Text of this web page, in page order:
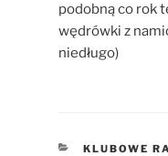
podobną co rok
wędrówki z
niedługo)
KATEGORIE
KLUBOWE